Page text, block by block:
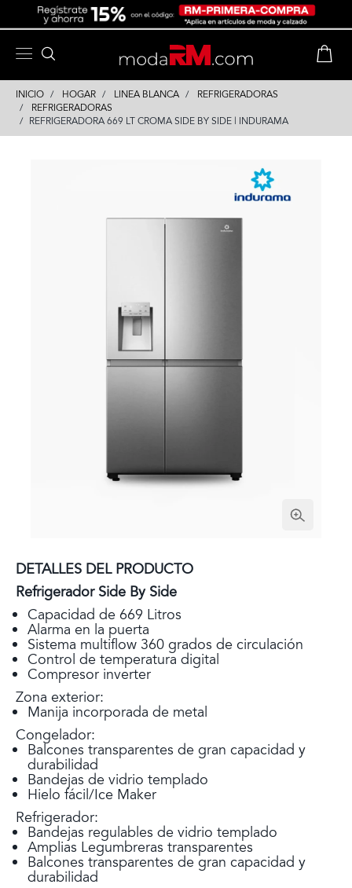
INICIO HOGAR LINEA BLANCA
REFRIGERADORAS
REFRIGERADORAS
REFRIGERADORA 669 LT CROMA SIDE BY SIDE | INDURAMA
DETALLES DEL PRODUCTO
Refrigerador Side By Side
Capacidad de 669 Litros
Alarma en la puerta
Sistema multiflow 360 grados de circulación
Control de temperatura digital
Compresor inverter
Zona exterior:
Manija incorporada de metal
Congelador:
Balcones transparentes de gran capacidad y
durabilidad
Bandejas de vidrio templado
Hielo fácil/Ice Maker
Refrigerador:
Bandejas regulables de vidrio templado
Amplias Legumbreras transparentes
Balcones transparentes de gran capacidad y
durabilidad